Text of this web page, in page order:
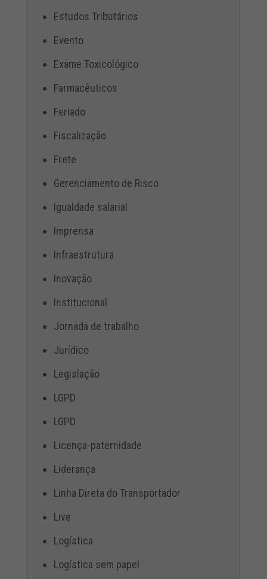
Estudos Tributários
Evento
Exame Toxicológico
Farmacêuticos
Feriado
Fiscalização
Frete
Gerenciamento de Risco
Igualdade salarial
Imprensa
Infraestrutura
Inovação
Institucional
Jornada de trabalho
Jurídico
Legislação
LGPD
LGPD
Licença-paternidade
Liderança
Linha Direta do Transportador
Live
Logística
Logística sem papel